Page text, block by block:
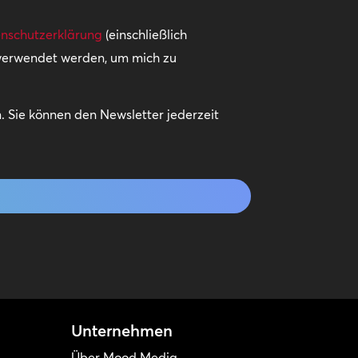
(einschließlich
werden, um mich zu
können den Newsletter jederzeit
Unternehmen